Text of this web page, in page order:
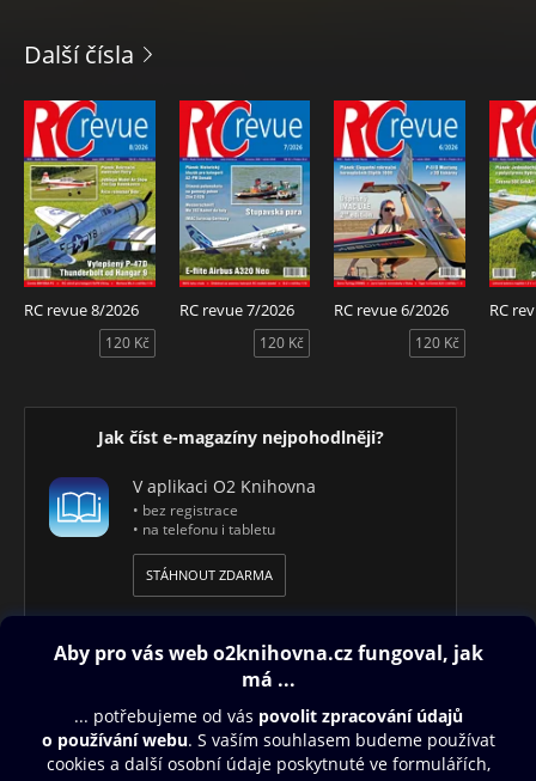
Další čísla
RC revue 8/2026
120 Kč
RC revue 7/2026
120 Kč
RC revue 6/2026
120 Kč
RC
Jak číst e-magazíny nejpohodlněji?
V aplikaci O2 Knihovna
• bez registrace
• na telefonu i tabletu
STÁHNOUT ZDARMA
Obsah ke stažení
Moje O2 Knihovna